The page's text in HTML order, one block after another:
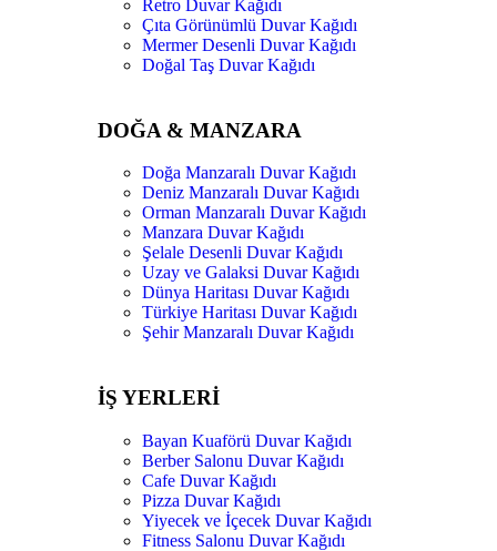
Retro Duvar Kağıdı
Çıta Görünümlü Duvar Kağıdı
Mermer Desenli Duvar Kağıdı
Doğal Taş Duvar Kağıdı
DOĞA & MANZARA
Doğa Manzaralı Duvar Kağıdı
Deniz Manzaralı Duvar Kağıdı
Orman Manzaralı Duvar Kağıdı
Manzara Duvar Kağıdı
Şelale Desenli Duvar Kağıdı
Uzay ve Galaksi Duvar Kağıdı
Dünya Haritası Duvar Kağıdı
Türkiye Haritası Duvar Kağıdı
Şehir Manzaralı Duvar Kağıdı
İŞ YERLERİ
Bayan Kuaförü Duvar Kağıdı
Berber Salonu Duvar Kağıdı
Cafe Duvar Kağıdı
Pizza Duvar Kağıdı
Yiyecek ve İçecek Duvar Kağıdı
Fitness Salonu Duvar Kağıdı